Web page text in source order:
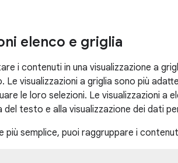
elenco e griglia
i contenuti in una visualizzazione a
Le visualizzazioni a griglia sono più
le loro selezioni. Le visualizzazioni a
del testo e alla visualizzazione dei dati
più semplice, puoi raggruppare i